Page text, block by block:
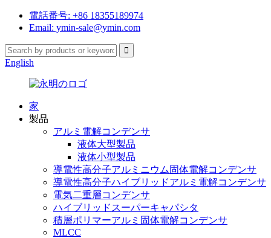
電話番号: +86 18355189974
Email: ymin-sale@ymin.com
English
家
製品
アルミ電解コンデンサ
液体大型製品
液体小型製品
導電性高分子アルミニウム固体電解コンデンサ
導電性高分子ハイブリッドアルミ電解コンデンサ
電気二重層コンデンサ
ハイブリッドスーパーキャパシタ
積層ポリマーアルミ固体電解コンデンサ
MLCC